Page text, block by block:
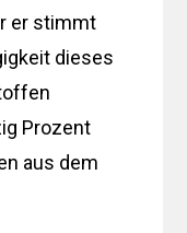
er stimmt
dieses
Prozent
aus dem